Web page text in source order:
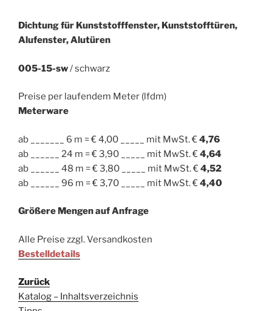
Dichtung für Kunststofffenster, Kunststofftüren,
Alufenster, Alutüren
005-15-sw/ schwarz
Preise per laufendem Meter (lfdm)
Meterware
ab _______ 6 m = € 4,00 _____ mit MwSt. €4,76
ab ______ 24 m = € 3,90 _____ mit MwSt. €4,64
ab ______ 48 m = € 3,80 _____ mit MwSt. €4,52
ab ______ 96 m = € 3,70 _____ mit MwSt. €4,40
Größere Mengen auf Anfrage
Alle Preise zzgl. Versandkosten
Bestelldetails
Zurück
Katalog – Inhaltsverzeichnis